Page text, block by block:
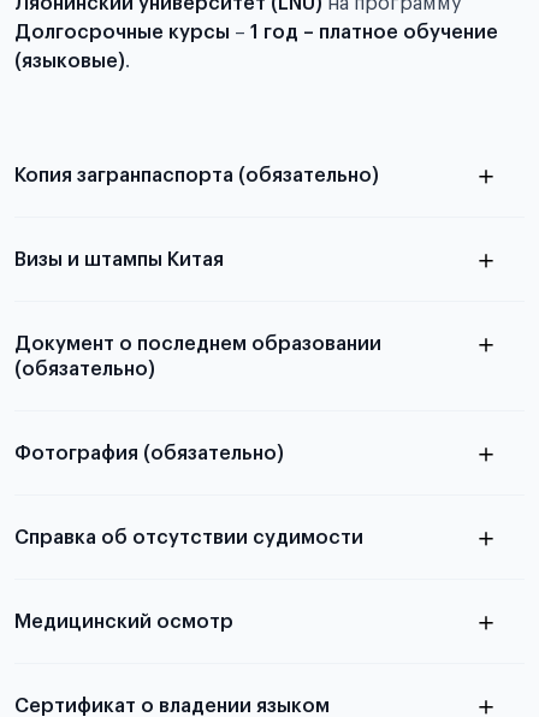
Долгосрочные курсы – 1 год – платное обучение
(языковые).
Копия загранпаспорта (обязательно)
паспорта
Визы и штампы Китая
Документ о последнем образовании
(обязательно)
абитуриентов, изложена в статье.
Фотография (обязательно)
принимаются
Справка об отсутствии судимости
Медицинский осмотр
Для примеров заполнения и пустых
Сертификат о владении языком